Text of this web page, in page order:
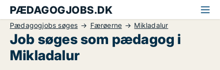
PÆDAGOGJOBS.DK
Pædagogjobs søges Færøerne Mikladalur
Job søges som pædagog i
Mikladalur